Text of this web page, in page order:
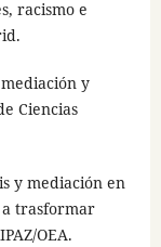
racismo e
mediación y
Ciencias
y mediación en
a trasformar
OEA.